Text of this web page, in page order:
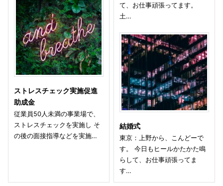
ストレスチェック実施促進
助成金
従業員50人未満の事業場で、
ストレスチェックを実施し そ
の後の面接指導などを実施…
て、お仕事頑張ってます。
土…
結婚式
東京：上野から、こんどーで
す。 今日もヒールかたかた鳴
らして、お仕事頑張ってま
す…